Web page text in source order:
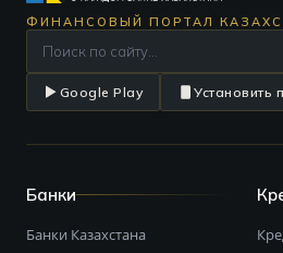
ФИНАНСОВЫЙ ПОРТАЛ
Google Play Установить
Банки
Банки Казахстана